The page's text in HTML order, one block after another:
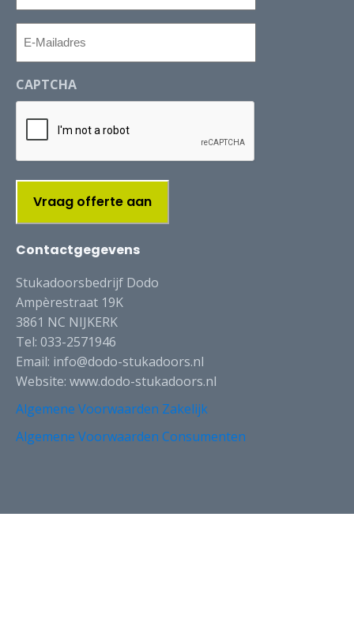
Mailadres
CAPTCHA
Contactgegevens
Stukadoorsbedrijf Dodo
Ampèrestraat 19K
3861 NC NIJKERK
Tel: 033-2571946
Email: info@dodo-stukadoors.nl
Website: www.dodo-stukadoors.nl
Algemene Voorwaarden Zakelijk
Algemene Voorwaarden Consumenten